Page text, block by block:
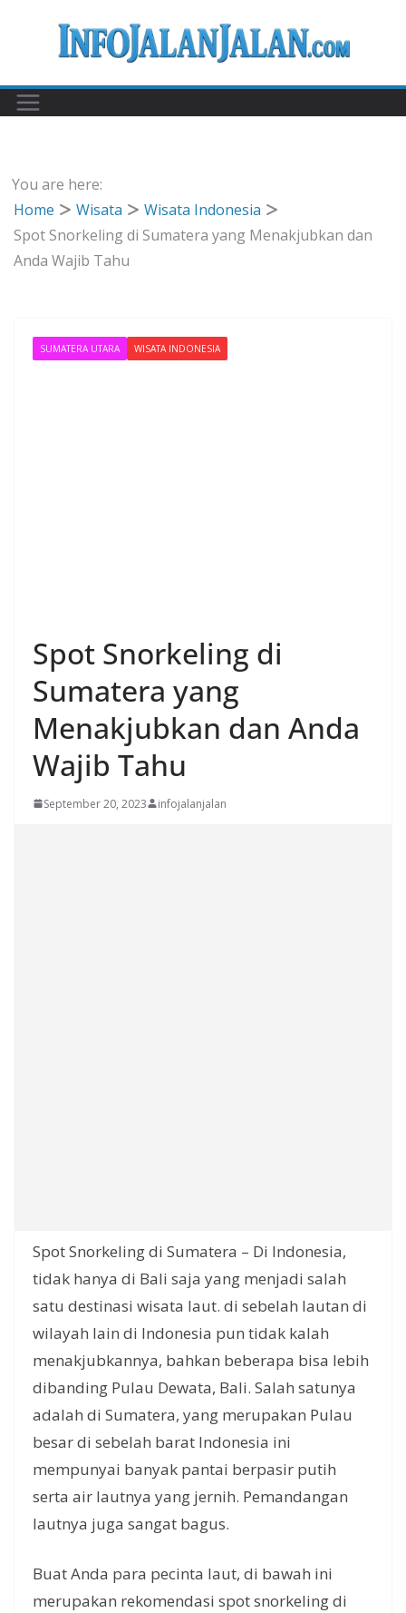
You are here:
Home
Wisata
Wisata Indonesia
Spot Snorkeling di Sumatera yang Menakjubkan dan
Anda Wajib Tahu
SUMATERA UTARA WISATA INDONESIA
Spot Snorkeling di
Sumatera yang
Menakjubkan dan Anda
Wajib Tahu
September 20, 2023 infojalanjalan
Spot Snorkeling di Sumatera – Di Indonesia,
tidak hanya di Bali saja yang menjadi salah
satu destinasi wisata laut. di sebelah lautan di
wilayah lain di Indonesia pun tidak kalah
menakjubkannya, bahkan beberapa bisa lebih
dibanding Pulau Dewata, Bali. Salah satunya
adalah di Sumatera, yang merupakan Pulau
besar di sebelah barat Indonesia ini
mempunyai banyak pantai berpasir putih
serta air lautnya yang jernih. Pemandangan
lautnya juga sangat bagus.
Buat Anda para pecinta laut, di bawah ini
merupakan rekomendasi spot snorkeling di